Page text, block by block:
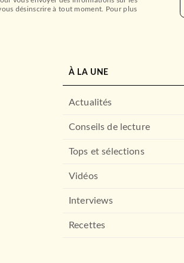
désinscrire à tout moment. Pour plus
À LA UNE
Actualités
Conseils de lecture
Tops et sélections
Vidéos
Interviews
Recettes